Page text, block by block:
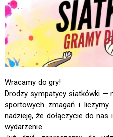
Wracamy do gry!
Drodzy sympatycy siatkówki —
sportowych zmagań i
nadzieję, że dołączycie do
wydarzenie.